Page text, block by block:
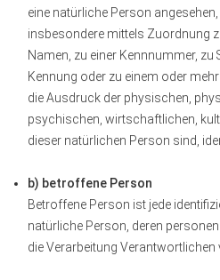
eine natürliche Person
insbesondere mittels Zuordnung
Namen, zu einer Kennnummer, zu
Kennung oder zu einem oder
die Ausdruck der physischen,
psychischen, wirtschaftlichen,
dieser natürlichen Person sind,
b) betroffene Person
Betroffene Person ist jede
natürliche Person, deren
die Verarbeitung Verantwortlichen